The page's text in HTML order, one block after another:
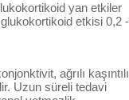
yan etkiler
etkisi 0,2 -
ağrılı kaşıntılı
Uzun süreli tedavi